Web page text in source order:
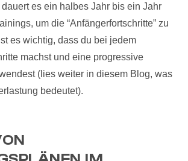
dauert es ein halbes Jahr bis ein Jahr
um die “Anfängerfortschritte” zu
es wichtig, dass du bei jedem
machst und eine progressive
(lies weiter in diesem Blog, was
bedeutet).